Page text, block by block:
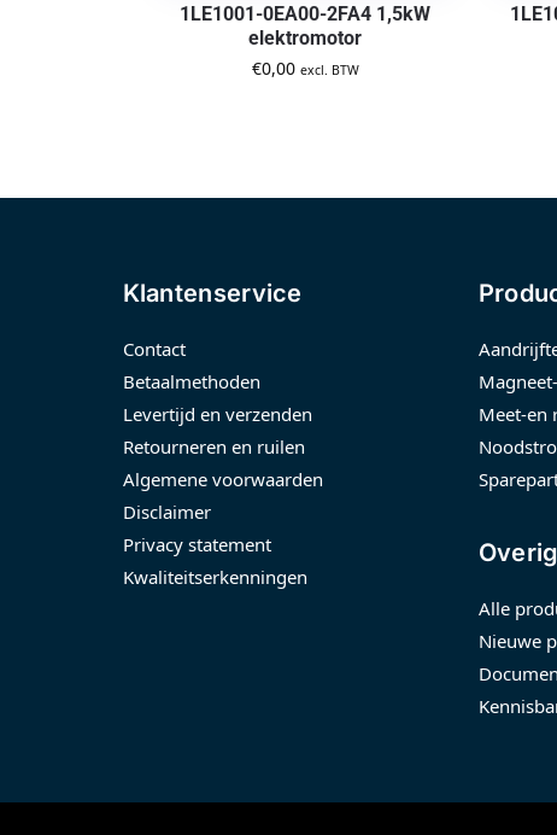
1LE1001-0EA00-2FA4 1,5kW
elektromotor
€0,00 excl. BTW
Klantenservice
Contact
Betaalmethoden
Levertijd en verzenden
Retourneren en ruilen
Algemene voorwaarden
Disclaimer
Privacy statement
Kwaliteitserkenningen
Meet-en
Overig
Alle
Nieuwe